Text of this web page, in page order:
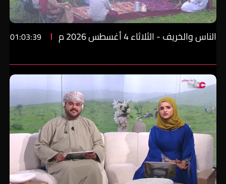
الناس والخريف - الثلاثاء 4 أغسطس 2026 م 01:03:39